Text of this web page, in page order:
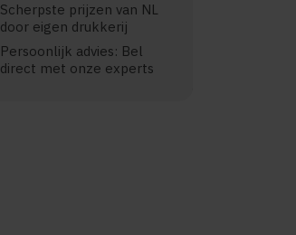
Scherpste prijzen van NL
door eigen drukkerij
Persoonlijk advies: Bel
direct met onze experts